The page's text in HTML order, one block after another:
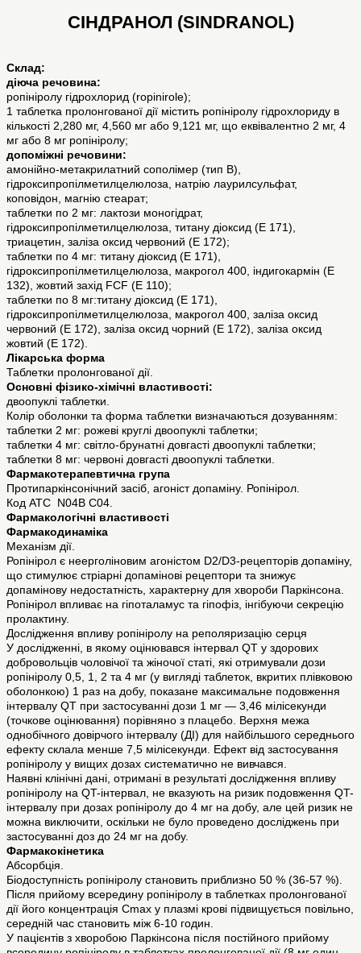
СІНДРАНОЛ (SINDRANOL)
Склад:
діюча речовина:
ропініролу гідрохлорид (ropinirole);
1 таблетка пролонгованої дії містить ропініролу гідрохлориду в
кількості 2,280 мг, 4,560 мг або 9,121 мг, що еквівалентно 2 мг, 4
мг або 8 мг ропініролу;
допоміжні речовини:
амонійно-метакрилатний сополімер (тип В),
гідроксипропілметилцелюлоза, натрію лаурилсульфат,
коповідон, магнію стеарат;
таблетки по 2 мг: лактози моногідрат,
гідроксипропілметилцелюлоза, титану діоксид (Е 171),
триацетин, заліза оксид червоний (Е 172);
таблетки по 4 мг: титану діоксид (Е 171),
гідроксипропілметилцелюлоза, макрогол 400, індигокармін (Е
132), жовтий захід FCF (Е 110);
таблетки по 8 мг:титану діоксид (Е 171),
гідроксипропілметилцелюлоза, макрогол 400, заліза оксид
червоний (Е 172), заліза оксид чорний (Е 172), заліза оксид
жовтий (Е 172).
Лікарська форма
Таблетки пролонгованої дії.
Основні фізико-хімічні властивості:
двоопуклі таблетки.
Колір оболонки та форма таблетки визначаються дозуванням:
таблетки 2 мг: рожеві круглі двоопуклі таблетки;
таблетки 4 мг: світло-брунатні довгасті двоопуклі таблетки;
таблетки 8 мг: червоні довгасті двоопуклі таблетки.
Фармакотерапевтична група
Протипаркінсонічний засіб, агоніст допаміну. Ропінірол.
Код АТС N04B C04.
Фармакологічні властивості
Фармакодинаміка
Механізм дії.
Ропінірол є неерголіновим агоністом D2/D3-рецепторів допаміну,
що стимулює стріарні допамінові рецептори та знижує
допамінову недостатність, характерну для хвороби Паркінсона.
Ропінірол впливає на гіпоталамус та гіпофіз, інгібуючи секрецію
пролактину.
Дослідження впливу ропініролу на реполяризацію серця
У дослідженні, в якому оцінювався інтервал QT у здорових
добровольців чоловічої та жіночої статі, які отримували дози
ропініролу 0,5, 1, 2 та 4 мг (у вигляді таблеток, вкритих плівковою
оболонкою) 1 раз на добу, показане максимальне подовження
інтервалу QT при застосуванні дози 1 мг — 3,46 мілісекунди
(точкове оцінювання) порівняно з плацебо. Верхня межа
однобічного довірчого інтервалу (ДІ) для найбільшого середнього
ефекту склала менше 7,5 мілісекунди. Ефект від застосування
ропініролу у вищих дозах систематично не вивчався.
Наявні клінічні дані, отримані в результаті дослідження впливу
ропініролу на QT-інтервал, не вказують на ризик подовження QT-
інтервалу при дозах ропініролу до 4 мг на добу, але цей ризик не
можна виключити, оскільки не було проведено досліджень при
застосуванні доз до 24 мг на добу.
Фармакокінетика
Абсорбція.
Біодоступність ропініролу становить приблизно 50 % (36-57 %).
Після прийому всередину ропініролу в таблетках пролонгованої
дії його концентрація Сmax у плазмі крові підвищується повільно,
середній час становить між 6-10 годин.
У пацієнтів з хворобою Паркінсона після постійного прийому